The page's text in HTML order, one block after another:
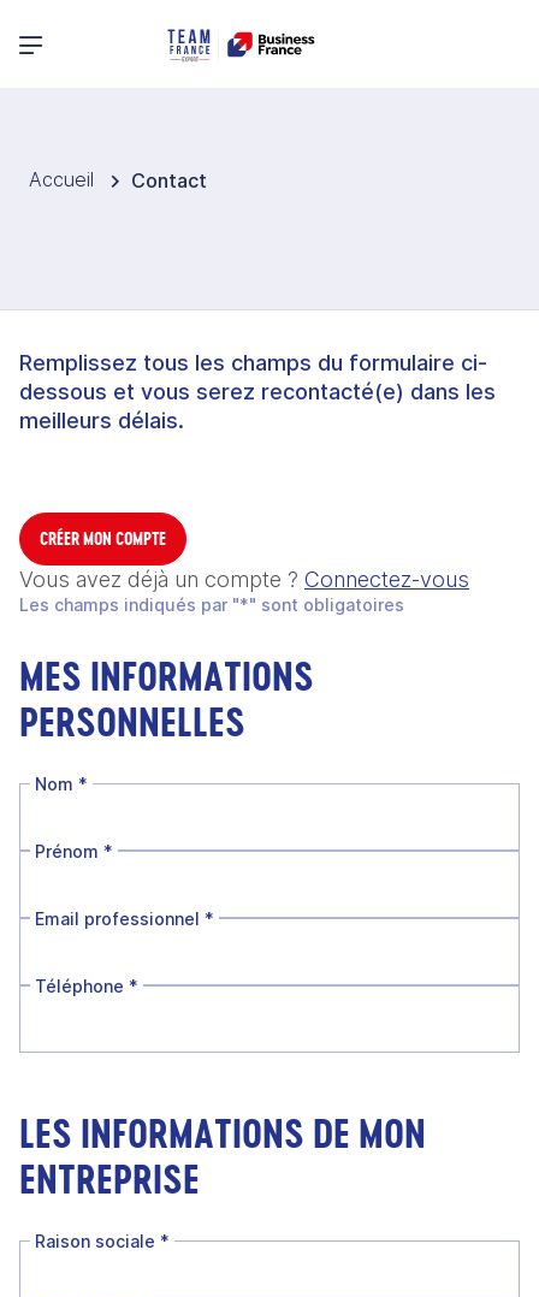
Menu principal
Accueil Contact
Remplissez tous les champs du formulaire ci-
dessous et vous serez recontacté(e) dans les
meilleurs délais.
CRÉER MON COMPTE
Vous avez déjà un compte ? Connectez-vous
Les champs indiqués par "*" sont obligatoires
MES INFORMATIONS
PERSONNELLES
Nom *
Prénom *
Email professionnel *
Téléphone *
LES INFORMATIONS DE MON
ENTREPRISE
Raison sociale *